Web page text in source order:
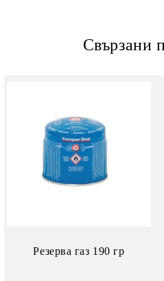
Свързани
Резерва газ 190 гр